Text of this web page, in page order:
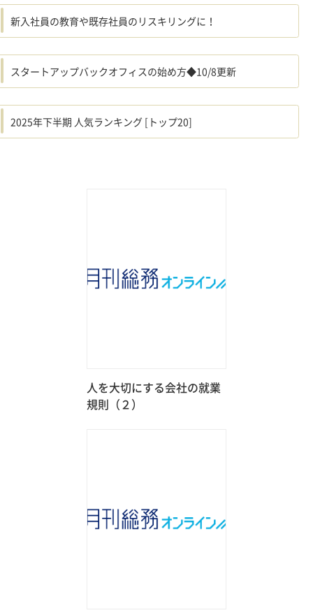
人を大切にする会社の就業
規則（２）
新入社員の教育や既存社員のリスキリングに！
スタートアップバックオフィスの始め方◆10/8更新
2025年下半期 人気ランキング [トップ20]